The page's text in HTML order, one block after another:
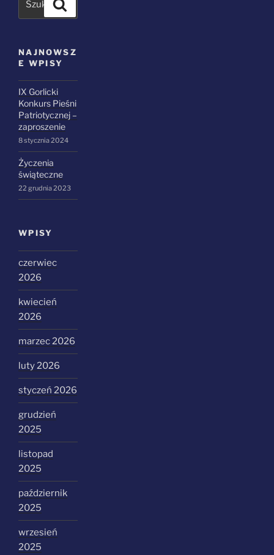
NAJNOWSZ
E WPISY
IX Gorlicki
Konkurs Pieśni
Patriotycznej –
zaproszenie
8 stycznia 2024
Życzenia
świąteczne
22 grudnia 2023
WPISY
czerwiec
2026
kwiecień
2026
marzec 2026
luty 2026
styczeń 2026
grudzień
2025
listopad
2025
październik
2025
wrzesień
2025